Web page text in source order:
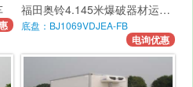
福田奥铃4.145米爆破器材运输车
底盘：BJ1069VDJEA-FB
电询优惠